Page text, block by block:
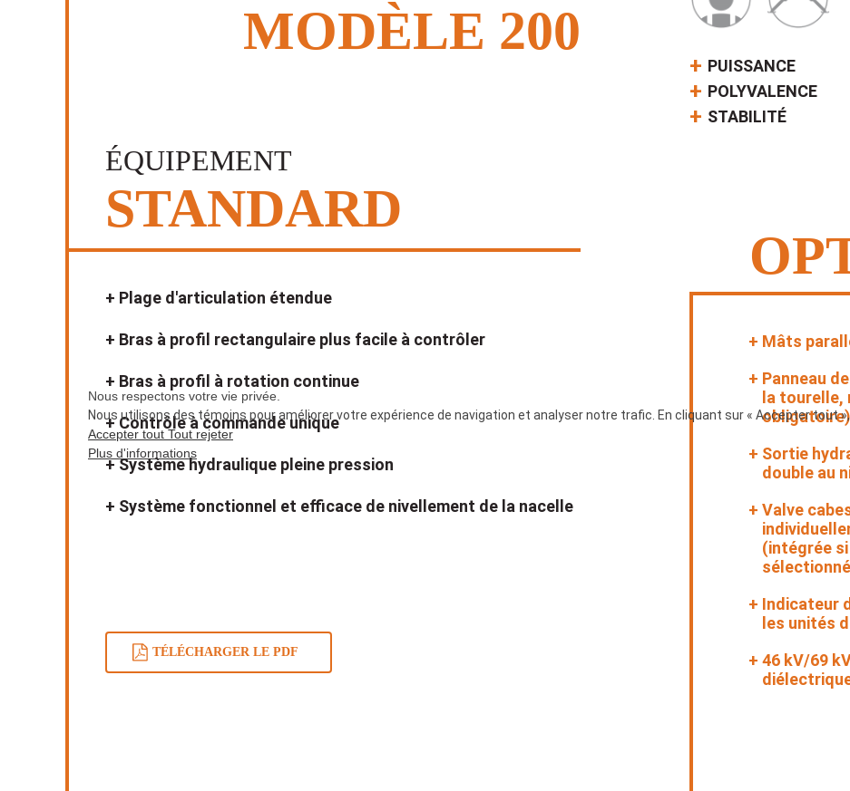
MODÈLE 200
ÉQUIPEMENT
STANDARD
Plage d'articulation étendue
Bras à profil rectangulaire plus facile à contrôler
Bras à profil à rotation continue
Contrôle à commande unique
Système hydraulique pleine pression
Système fonctionnel et efficace de nivellement de la nacelle
TÉLÉCHARGER LE PDF
PUISSANCE
POLYVALENCE
STABILITÉ
Mâts
Panneau
la
obligatoire)
Sortie
double au
Valve
(intégrée
Indicateur
les unités
46 kV/69
Nous respectons votre vie privée.
Nous utilisons des témoins pour améliorer votre expérience de navigation et analyser notre trafic. En cliquant sur « Accepter tout
Accepter toutTout rejeter
Plus d'informations